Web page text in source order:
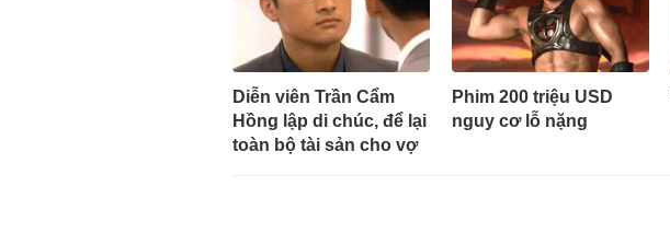
Diễn viên Trần Cẩm
Hồng lập di chúc, để lại
toàn bộ tài sản cho vợ
Phim 200 triệu USD
nguy cơ lỗ nặng